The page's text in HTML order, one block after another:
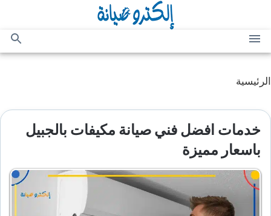
المحتوى
القائمة
بحث
الرئيسية
خدمات افضل فني صيانة مكيفات بالجبيل
باسعار مميزة